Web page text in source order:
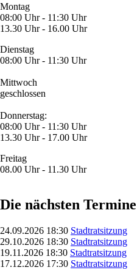
Montag
08:00 Uhr - 11:30 Uhr
13.30 Uhr - 16.00 Uhr
Dienstag
08:00 Uhr - 11:30 Uhr
Mittwoch
geschlossen
Donnerstag:
08:00 Uhr - 11:30 Uhr
13.30 Uhr - 17.00 Uhr
Freitag
08.00 Uhr - 11.30 Uhr
Die nächsten Termine
24.09.2026 18:30 Stadtratsitzung
29.10.2026 18:30 Stadtratsitzung
19.11.2026 18:30 Stadtratsitzung
17.12.2026 17:30 Stadtratsitzung